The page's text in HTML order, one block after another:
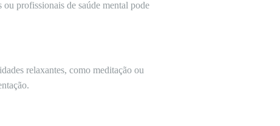
profissionais de saúde mental pode
relaxantes, como meditação ou